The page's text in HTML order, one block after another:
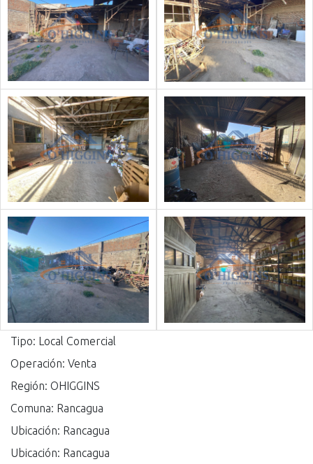
Tipo: Local Comercial
Operación: Venta
Región: OHIGGINS
Comuna: Rancagua
Ubicación: Rancagua
Ubicación: Rancagua